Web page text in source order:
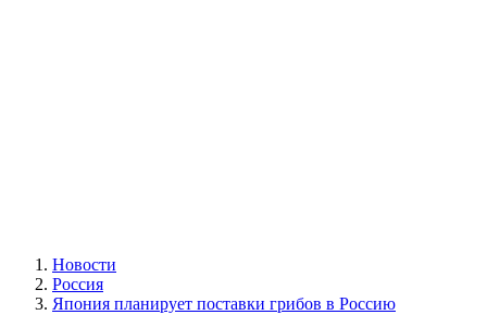
Новости
Россия
Япония планирует поставки грибов в Россию